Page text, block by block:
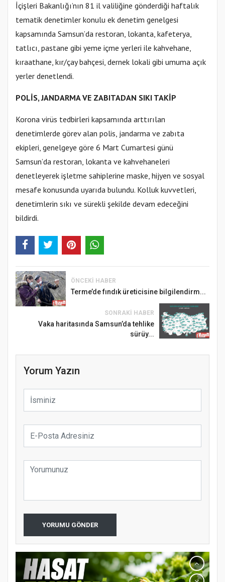
İçişleri Bakanlığı’nın 81 il valiliğine gönderdiği haftalık
tematik denetimler konulu ek denetim genelgesi
kapsamında Samsun’da restoran, lokanta, kafeterya,
tatlıcı, pastane gibi yeme içme yerleri ile kahvehane,
kıraathane, kır/çay bahçesi, dernek lokali gibi umuma açık
yerler denetlendi.
POLİS, JANDARMA VE ZABITADAN SIKI TAKİP
Korona virüs tedbirleri kapsamında arttırılan
denetimlerde görev alan polis, jandarma ve zabıta
ekipleri, genelgeye göre 6 Mart Cumartesi günü
Samsun’da restoran, lokanta ve kahvehaneleri
denetleyerek işletme sahiplerine maske, hijyen ve sosyal
mesafe konusunda uyarıda bulundu. Kolluk kuvvetleri,
denetimlerin sıkı ve sürekli şekilde devam edeceğini
bildirdi.
ÖNCEKI HABER
Terme’de fındık üreticisine bilgilendirm...
SONRAKI HABER
Vaka haritasında Samsun’da tehlike
sürüy...
Yorum Yazın
YORUMU GÖNDER